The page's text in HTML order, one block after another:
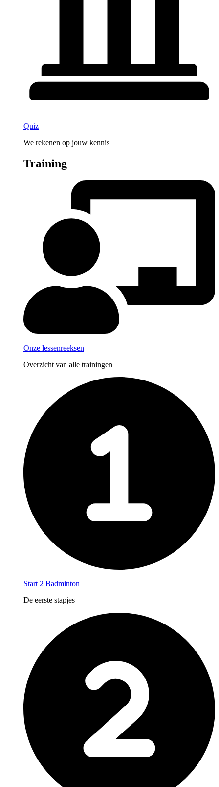
Quiz
We rekenen op jouw kennis
Training
Onze lessenreeksen
Overzicht van alle trainingen
Start 2 Badminton
De eerste stapjes